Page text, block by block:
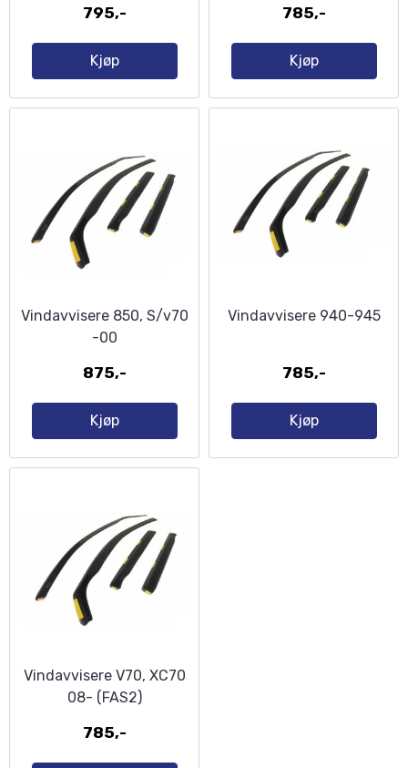
795,-
Kjøp
785,-
Kjøp
Vindavvisere 850, S/v70
-00
875,-
Kjøp
Vindavvisere 940-945
785,-
Kjøp
Vindavvisere V70, XC70
08- (FAS2)
785,-